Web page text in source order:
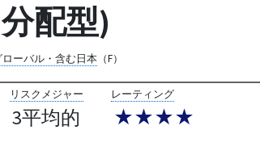
配型)
ーバル・含む日本（F）
リスクメジャー
3平均的
レーティング
★★★★